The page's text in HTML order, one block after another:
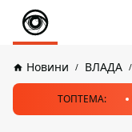
Новини ВЛАДА
ТОПТЕМА: